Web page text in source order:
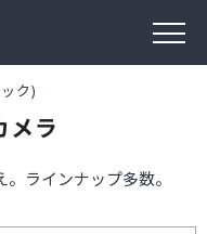
ク)
メラ
ラインナップ多数。